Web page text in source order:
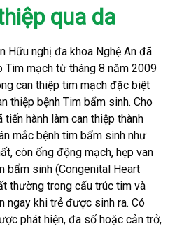
qua da
Hữu nghị đa khoa Nghệ An đã
Tim mạch từ tháng 8 năm 2009
can thiệp tim mạch đặc biệt
thiệp bệnh Tim bẩm sinh. Cho
hành làm can thiệp thành
mắc bệnh tim bẩm sinh như
còn ống động mạch, hẹp van
bẩm sinh (Congenital Heart
thường trong cấu trúc tim và
ngay khi trẻ được sinh ra. Có
phát hiện, đa số hoặc cản trở,